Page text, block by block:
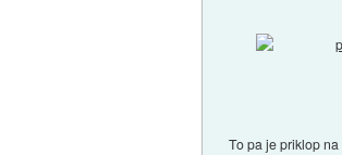
To pa je priklop na